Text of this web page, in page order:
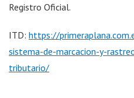
Registro Oficial.
ITD: https://
sistema-de-marcacion-y-
tributario/